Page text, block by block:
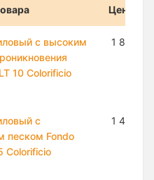
Цена
с высоким
10 Colorificio
1 820
с
песком Fondo
Colorificio
1 433